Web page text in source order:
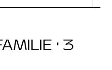
· 3